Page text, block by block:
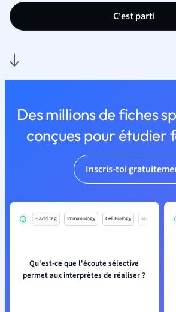
C'est parti
Des millions de fiches
conçues pour étudier
Inscris-toi
+ Add tag Immunology Cell Biology Mo
Qu'est-ce que l'écoute sélective
permet aux interprètes de réaliser ?